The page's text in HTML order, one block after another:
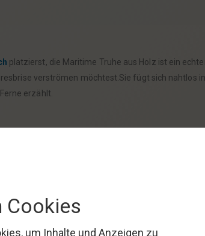
platzierst, die Maritime Truhe aus Holz ist ein
verströmen möchtest.Sie fügt sich nahtlos in
erzählt.
stilvoll zu verwahren.Sie eignet sich
liegen.Jedes Mal, wenn du die Truhe öffnest,
eigenen Heim entdecken.
Maritime Truhe aus Holz ist eine